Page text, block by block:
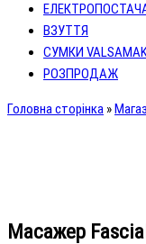
ВЗУТТЯ
СУМКИ
РОЗПРОДАЖ
Головна сторінка »
Масажер